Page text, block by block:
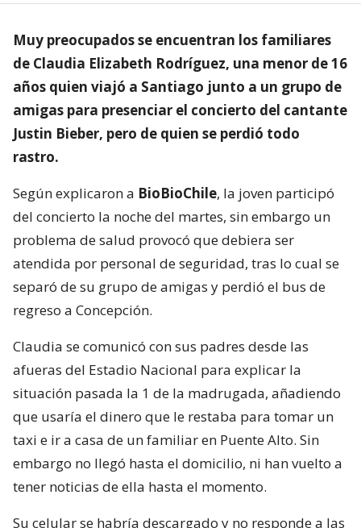
Muy preocupados se encuentran los familiares
de Claudia Elizabeth Rodríguez, una menor de 16
años quien viajó a Santiago junto a un grupo de
amigas para presenciar el concierto del cantante
Justin Bieber, pero de quien se perdió todo
rastro.
Según explicaron a BioBioChile, la joven participó
del concierto la noche del martes, sin embargo un
problema de salud provocó que debiera ser
atendida por personal de seguridad, tras lo cual se
separó de su grupo de amigas y perdió el bus de
regreso a Concepción.
Claudia se comunicó con sus padres desde las
afueras del Estadio Nacional para explicar la
situación pasada la 1 de la madrugada, añadiendo
que usaría el dinero que le restaba para tomar un
taxi e ir a casa de un familiar en Puente Alto. Sin
embargo no llegó hasta el domicilio, ni han vuelto a
tener noticias de ella hasta el momento.
Su celular se habría descargado y no responde a las